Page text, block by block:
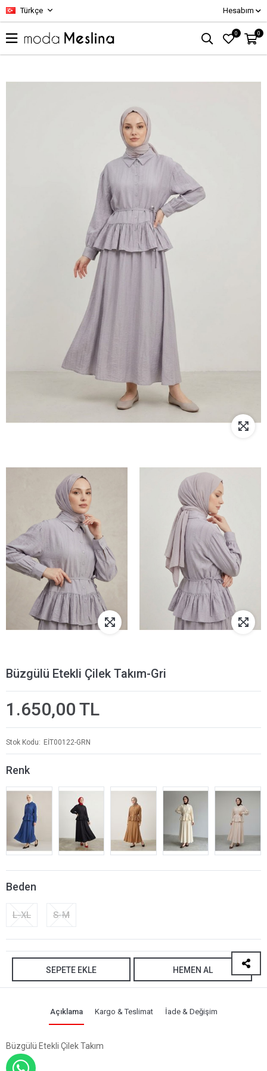
Türkçe Hesabım
0 0
Büzgülü Etekli Çilek Takım-Gri
1.650,00 TL
Stok Kodu EİT00122-GRN
Renk
Beden
L-XL S-M
SEPETE EKLE HEMEN AL
Açıklama Kargo & Teslimat İade & Değişim
Büzgülü Etekli Çilek Takım